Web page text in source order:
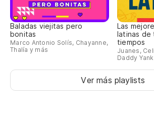
Baladas viejitas pero
bonitas
Marco Antonio Solís, Chayanne,
Thalía y más
Las
latinas de
tiempos
Juanes,
Daddy
Ver más playlists